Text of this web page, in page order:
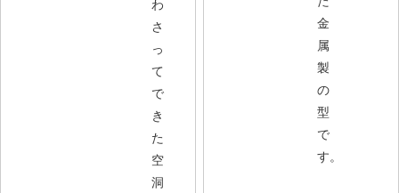
わ
さ
っ
て
で
き
た
空
洞
金
属
製
の
型
で
す。